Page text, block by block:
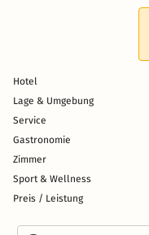
Hotel
Lage & Umgebung
Service
Gastronomie
Zimmer
Sport & Wellness
Preis / Leistung